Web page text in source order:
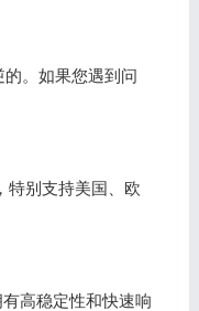
。如果您遇到问
特别支持美国、欧
高稳定性和快速响